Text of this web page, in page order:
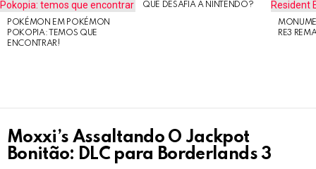
STORIES
POKÉMON EM POKÉMON
POKOPIA: TEMOS QUE
ENCONTRAR!
QUE DESAFIA A NINTENDO?
RE3
Moxxi’s Assaltando O Jackpot
Bonitão: DLC para Borderlands 3